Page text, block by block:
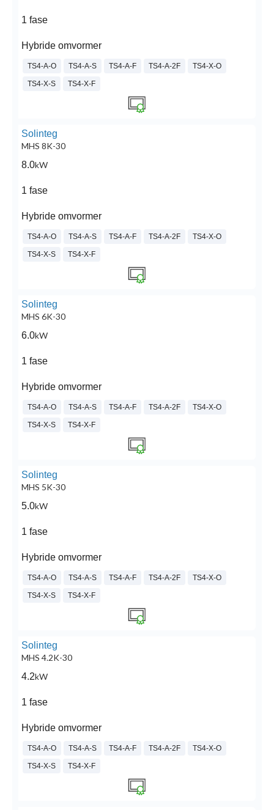
1 fase
Hybride omvormer
TS4-A-O TS4-A-S TS4-A-F TS4-A-2F TS4-X-O
TS4-X-S TS4-X-F
Solinteg
MHS 8K-30
8.0kW
1 fase
Hybride omvormer
TS4-A-O TS4-A-S TS4-A-F TS4-A-2F TS4-X-O
TS4-X-S TS4-X-F
Solinteg
MHS 6K-30
6.0kW
1 fase
Hybride omvormer
TS4-A-O TS4-A-S TS4-A-F TS4-A-2F TS4-X-O
TS4-X-S TS4-X-F
Solinteg
MHS 5K-30
5.0kW
1 fase
Hybride omvormer
TS4-A-O TS4-A-S TS4-A-F TS4-A-2F TS4-X-O
TS4-X-S TS4-X-F
Solinteg
MHS 4.2K-30
4.2kW
1 fase
Hybride omvormer
TS4-A-O TS4-A-S TS4-A-F TS4-A-2F TS4-X-O
TS4-X-S TS4-X-F